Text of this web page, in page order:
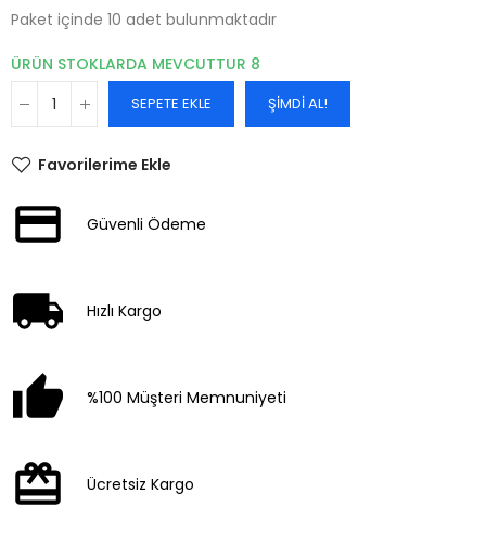
Paket içinde 10 adet bulunmaktadır
ÜRÜN STOKLARDA MEVCUTTUR 8
SEPETE EKLE ŞIMDI AL!
Favorilerime Ekle
Güvenli Ödeme
Hızlı Kargo
%100 Müşteri Memnuniyeti
Ücretsiz Kargo